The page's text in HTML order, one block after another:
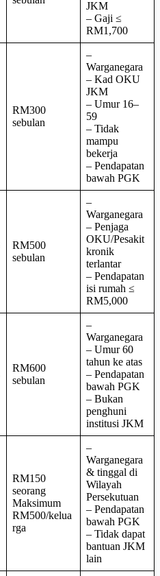
JKM
– Gaji ≤
RM1,700
RM300
sebulan
–
Warganegara
– Kad OKU
JKM
– Umur 16–
59
– Tidak
mampu
bekerja
– Pendapatan
bawah PGK
RM500
sebulan
–
Warganegara
– Penjaga
OKU/Pesakit
kronik
terlantar
– Pendapatan
isi rumah ≤
RM5,000
RM600
sebulan
–
Warganegara
– Umur 60
tahun ke atas
– Pendapatan
bawah PGK
– Bukan
penghuni
institusi JKM
RM150
seorang
Maksimum
RM500/kelua
rga
–
Warganegara
& tinggal di
Wilayah
Persekutuan
– Pendapatan
bawah PGK
– Tidak dapat
bantuan JKM
lain